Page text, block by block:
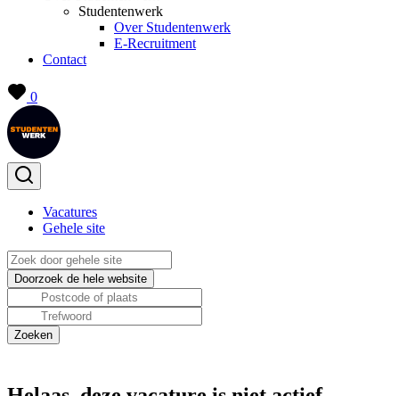
Studentenwerk
Over Studentenwerk
E-Recruitment
Contact
0
Vacatures
Gehele site